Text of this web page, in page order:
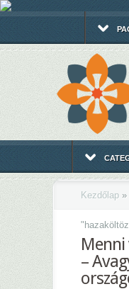
Kezdőlap »
"
–